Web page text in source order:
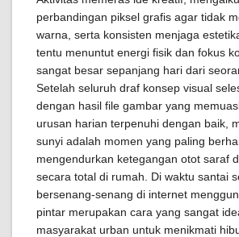
perbandingan piksel grafis agar tidak
warna, serta konsisten menjaga
tentu menuntut energi fisik dan fokus
sangat besar sepanjang hari dari
Setelah seluruh draf konsep visual
dengan hasil file gambar yang
urusan harian terpenuhi dengan baik,
sunyi adalah momen yang paling
mengendurkan ketegangan otot saraf
secara total di rumah. Di waktu santai
bersenang-senang di internet
pintar merupakan cara yang sangat
masyarakat urban untuk menikmati